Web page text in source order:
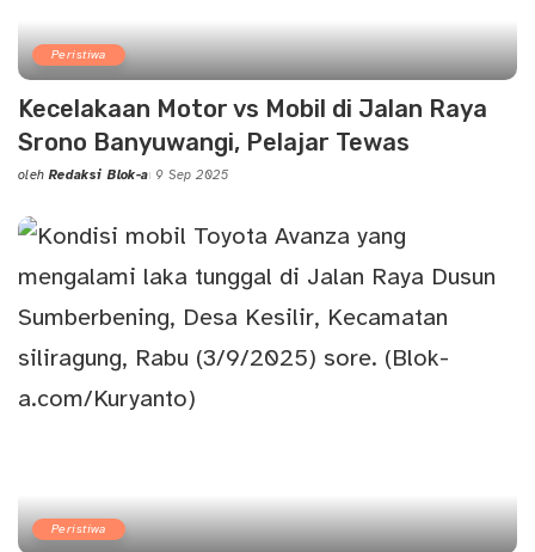
Peristiwa
Kecelakaan Motor vs Mobil di Jalan Raya
Srono Banyuwangi, Pelajar Tewas
Posted
oleh Redaksi Blok-a 9 Sep 2025
Peristiwa